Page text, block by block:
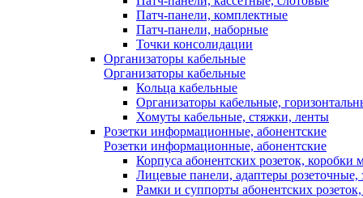
Патч-панели, комплектные
Патч-панели, наборные
Точки консолидации
Организаторы кабельные
Организаторы кабельные
Кольца кабельные
Организаторы кабельные,
Хомуты кабельные, стяжки, ленты
Розетки информационные, абонентские
Розетки информационные, абонентские
Корпуса абонентских розеток, коробки
Лицевые панели, адаптеры розеточные,
Рамки и суппорты абонентских